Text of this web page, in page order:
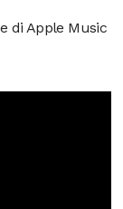
di Apple Music